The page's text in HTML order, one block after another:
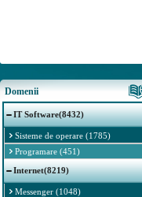
Domenii
IT Software(8432)
Sisteme de operare (1785)
Programare (451)
Internet(8219)
Messenger (1048)